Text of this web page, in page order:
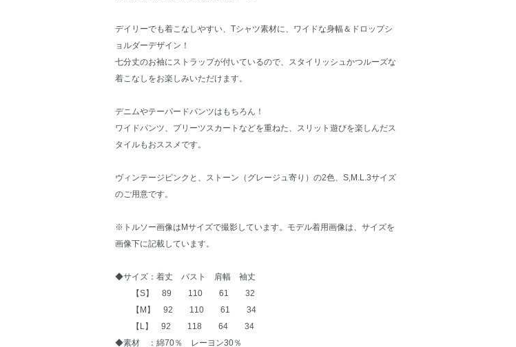
デイリーでも着こなしやすい、Tシャツ素材に、ワイドな身幅＆ドロップシ
ョルダーデザイン！
七分丈のお袖にストラップが付いているので、スタイリッシュかつルーズな
着こなしをお楽しみいただけます。
デニムやテーパードパンツはもちろん！
ワイドパンツ、プリーツスカートなどを重ねた、スリット遊びを楽しんだス
タイルもおススメです。
ヴィンテージピンクと、ストーン（グレージュ寄り）の2色、S,M.L.3サイズ
のご用意です。
※トルソー画像はMサイズで撮影しています。モデル着用画像は、サイズを
画像下に記載しています。
◆サイズ：着丈 バスト 肩幅 袖丈
【S】 89 110 61 32
【M】 92 110 61 34
【L】 92 118 64 34
◆素材 ：綿70％ レーヨン30％